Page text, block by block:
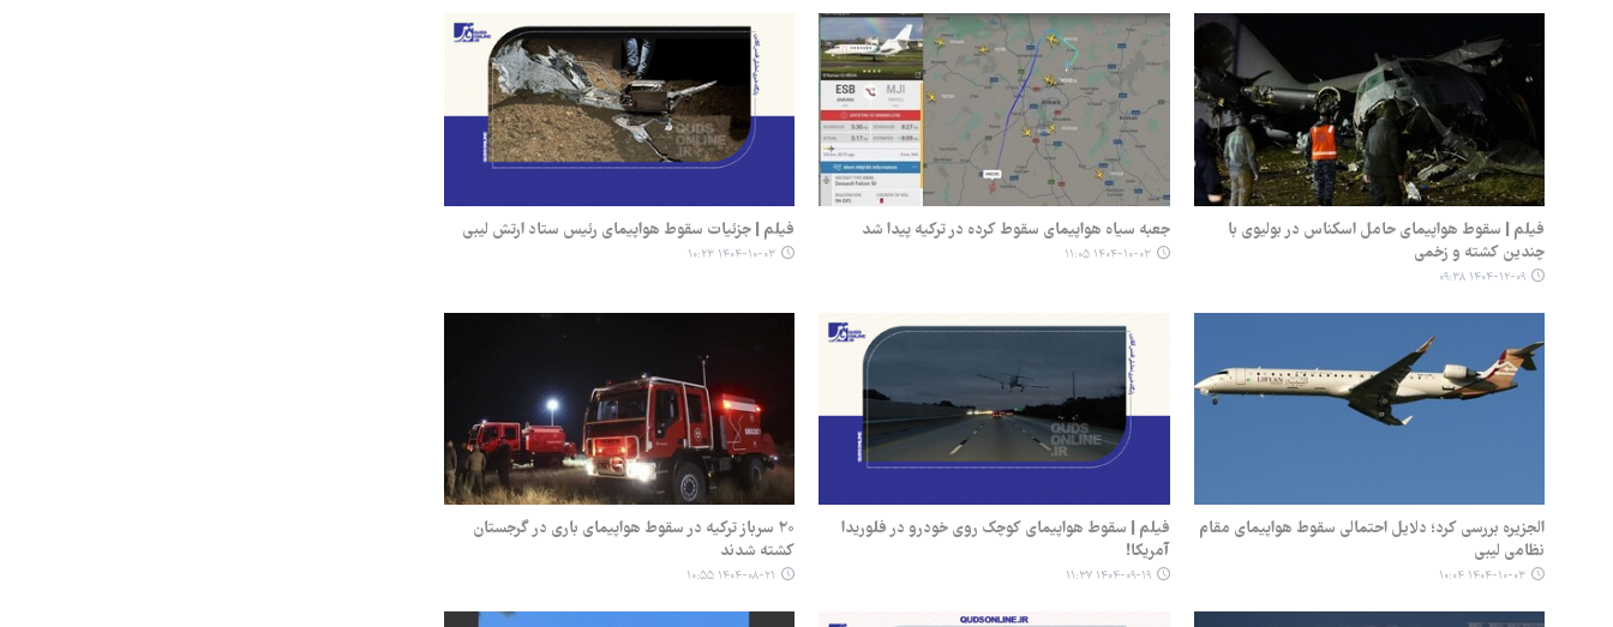
فیلم | سقوط هواپیمای حامل اسکناس در بولیوی با
چندین کشته و زخمی
۱۴۰۴-۱۲-۰۹ ۰۹:۳۸
جعبه سیاه هواپیمای سقوط کرده در ترکیه پیدا شد
۱۴۰۴-۱۰-۰۳ ۱۱:۰۵
فیلم | جزئیات سقوط هواپیمای رئیس ستاد ارتش لیبی
۱۴۰۴-۱۰-۰۳ ۱۰:۲۳
الجزیره بررسی کرد؛ دلایل احتمالی سقوط هواپیمای مقام
نظامی لیبی
۱۴۰۴-۱۰-۰۳ ۱۰:۰۴
فیلم | سقوط هواپیمای کوچک روی خودرو در فلوریدا
آمریکا!
۱۴۰۴-۰۹-۱۹ ۱۱:۳۷
۲۰ سرباز ترکیه در سقوط هواپیمای باری در گرجستان
کشته شدند
۱۴۰۴-۰۸-۲۱ ۱۰:۵۵